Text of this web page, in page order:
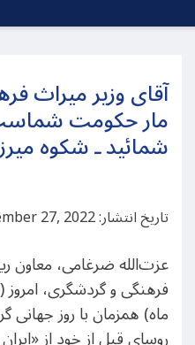
آقای وزیر میراث
مار حکومت
شمائید ـ شکوه
تاریخ انتشار: September 27, 2022
عزت‌الله ضرغامی، معاون
ماه) همزمان با روز